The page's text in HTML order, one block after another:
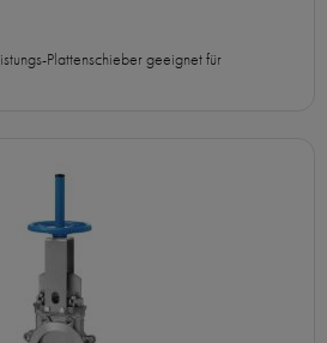
Plattenschieber geeignet für